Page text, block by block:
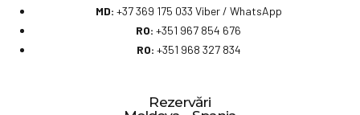
Copiipână la 10 ani – 80€
Strasbourg
Cine suntem noi? Veziaici
+37369175033
MD: +37 369 175 033 Viber/ WhatsApp
RO: +351 967 854 676
RO: +351 968 327 834
Rezervări